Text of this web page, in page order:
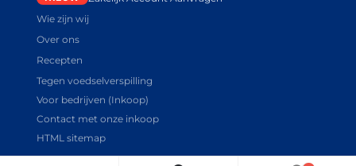
Wie zijn wij
Over ons
Recepten
Tegen voedselverspilling
Voor bedrijven (Inkoop)
Contact met onze inkoop
HTML sitemap